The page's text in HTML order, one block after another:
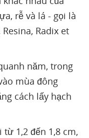
rễ và lá - gọi là
Radix et
năm, trong
mùa đông
cách lấy hạch
1,2 đến 1,8 cm,